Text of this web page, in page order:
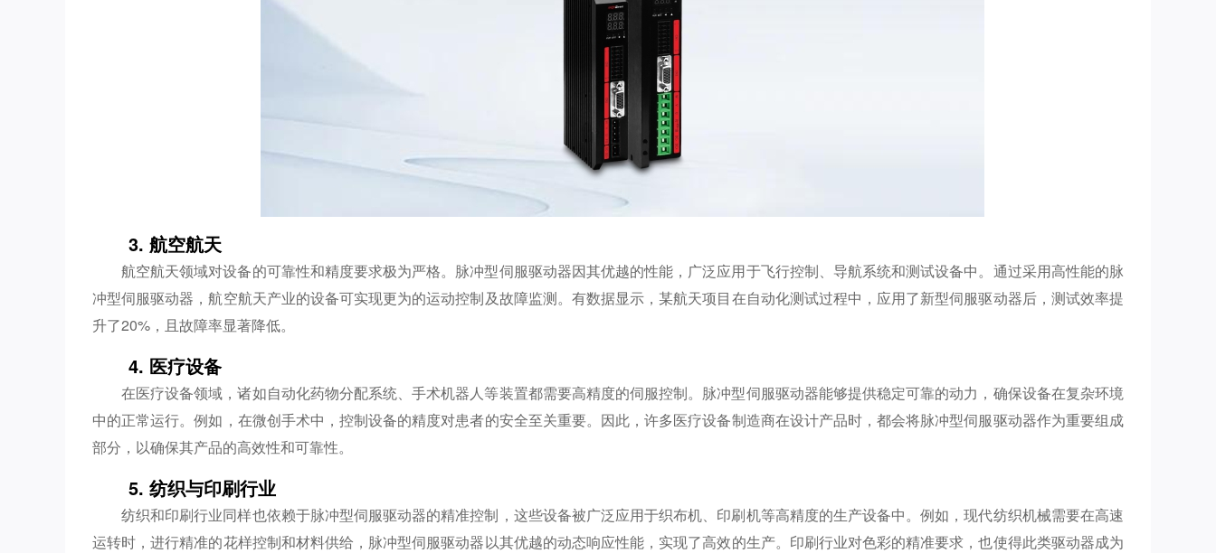
3. 航空航天
航空航天领域对设备的可靠性和精度要求极为严格。脉冲型伺服驱动器因其优越的性能，广泛应用于飞行控制、导航系统和测试设备中。通过采用高性能的脉
冲型伺服驱动器，航空航天产业的设备可实现更为的运动控制及故障监测。有数据显示，某航天项目在自动化测试过程中，应用了新型伺服驱动器后，测试效率提
升了20%，且故障率显著降低。
4. 医疗设备
在医疗设备领域，诸如自动化药物分配系统、手术机器人等装置都需要高精度的伺服控制。脉冲型伺服驱动器能够提供稳定可靠的动力，确保设备在复杂环境
中的正常运行。例如，在微创手术中，控制设备的精度对患者的安全至关重要。因此，许多医疗设备制造商在设计产品时，都会将脉冲型伺服驱动器作为重要组成
部分，以确保其产品的高效性和可靠性。
5. 纺织与印刷行业
纺织和印刷行业同样也依赖于脉冲型伺服驱动器的精准控制，这些设备被广泛应用于织布机、印刷机等高精度的生产设备中。例如，现代纺织机械需要在高速
运转时，进行精准的花样控制和材料供给，脉冲型伺服驱动器以其优越的动态响应性能，实现了高效的生产。印刷行业对色彩的精准要求，也使得此类驱动器成为